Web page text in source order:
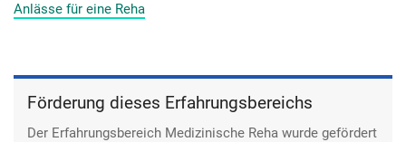
Anlässe für eine Reha
Förderung dieses Erfahrungsbereichs
Der Erfahrungsbereich Medizinische Reha wurde gefördert